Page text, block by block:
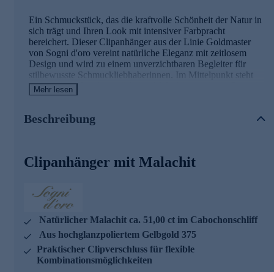
Ein Schmuckstück, das die kraftvolle Schönheit der Natur in
sich trägt und Ihren Look mit intensiver Farbpracht
bereichert. Dieser Clipanhänger aus der Linie Goldmaster
von Sogni d'oro vereint natürliche Eleganz mit zeitlosem
Design und wird zu einem unverzichtbaren Begleiter für
stilbewusste Schmuckliebhaberinnen. Im Mittelpunkt steht
ein beeindruckender natürlicher Malachit mit einem Gewicht
von ca. 51,00 ct. Der ovale Edelstein im Cabochonschliff
Malachits in ihrer ganzen Pracht und verleiht dem Anhänger
Gefasst ist der Malachit in hochglanzpoliertem Gelbgold
Kontrast zum intensiven Grün des Edelsteins bildet. Der
praktische Clipverschluss ermöglicht es Ihnen, den
Anhänger flexibel an verschiedenen Ketten oder Omega-
Reifen zu befestigen und so immer wieder neue
Kombinationen zu kreieren. Mit einer Größe von ca. 34 x
24,4 mm setzt der Anhänger ein ausdrucksstarkes Statement,
ohne dabei überladen zu wirken. Hinweis: Die abgebildete
Kette ist nicht im Lieferumfang enthalten. Eine passende
Mehr lesen
Beschreibung
Clipanhänger mit Malachit
Natürlicher Malachit ca. 51,00 ct im Cabochonschliff
Aus hochglanzpoliertem Gelbgold 375
Praktischer Clipverschluss für flexible
Kombinationsmöglichkeiten